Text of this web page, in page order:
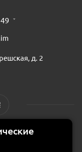
д. 2
—